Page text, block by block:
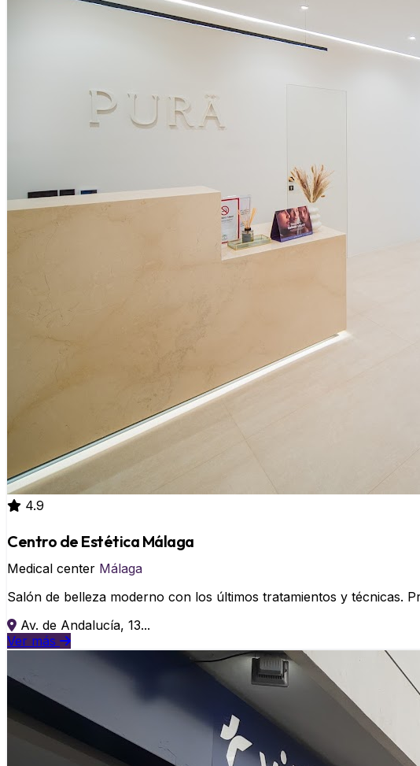
4.9
Centro de Estética Málaga
Medical center Málaga
Salón de belleza moderno con los últimos tratamientos y técnicas.
Av. de Andalucía, 13...
Ver más